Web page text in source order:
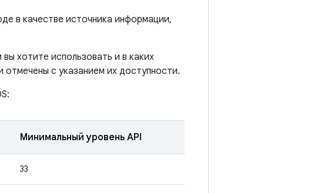
в качестве источника информации,
хотите использовать и в каких
с указанием их доступности.
Минимальный уровень API
33